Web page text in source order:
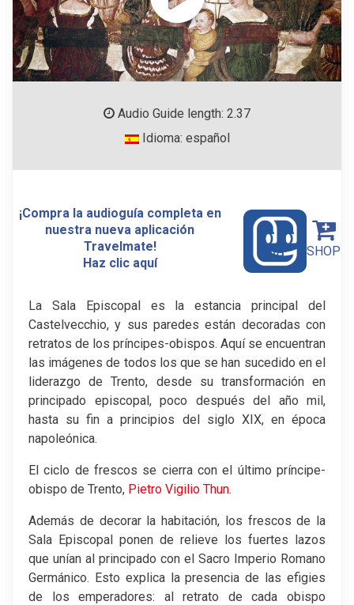
Audio Guide length: 2.37
Idioma: español
¡Compra la audioguía completa en
nuestra nueva aplicación
Travelmate!
Haz clic aquí
SHOP
La Sala Episcopal es la estancia principal del
Castelvecchio, y sus paredes están decoradas con
retratos de los príncipes-obispos. Aquí se encuentran
las imágenes de todos los que se han sucedido en el
liderazgo de Trento, desde su transformación en
principado episcopal, poco después del año mil,
hasta su fin a principios del siglo XIX, en época
napoleónica.
El ciclo de frescos se cierra con el último príncipe-
obispo de Trento, Pietro Vigilio Thun.
Además de decorar la habitación, los frescos de la
Sala Episcopal ponen de relieve los fuertes lazos
que unían al principado con el Sacro Imperio Romano
Germánico. Esto explica la presencia de las efigies
de los emperadores: al retrato de cada obispo